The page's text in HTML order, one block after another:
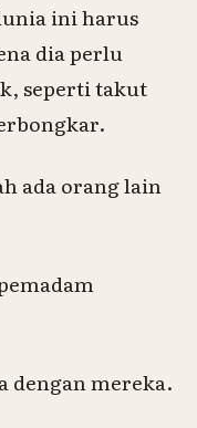
ini harus
dia perlu
seperti takut
ada orang lain
dengan mereka.